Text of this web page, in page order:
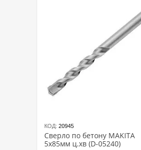
КОД: 20945
Сверло по бетону MAKITA
5х85мм ц.хв (D-05240)